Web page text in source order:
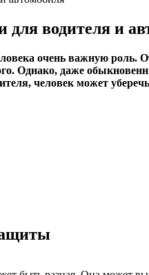
водителя и
очень важную роль.
Однако, даже
человек может